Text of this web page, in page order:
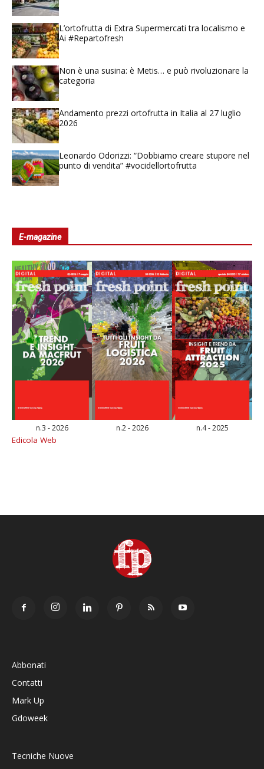
L’ortofrutta di Extra Supermercati tra localismo e
Ai #Repartofresh
Non è una susina: è Metis… e può rivoluzionare la
categoria
Andamento prezzi ortofrutta in Italia al 27 luglio
2026
Leonardo Odorizzi: “Dobbiamo creare stupore nel
punto di vendita” #vocidellortofrutta
E-magazine
n.3 - 2026 n.2 - 2026 n.4 - 2025
Edicola Web
Abbonati
Contatti
Mark Up
Gdoweek
Tecniche Nuove